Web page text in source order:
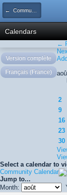
← Community Calendar
Calendars
←
2
9
16
23
30
Select a calendar to
Community Calendar
Jump to...
Month:
Version complète
Français (France)